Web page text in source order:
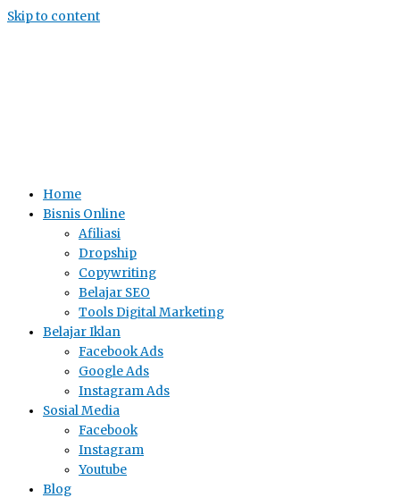
Skip to content
Home
Bisnis Online
Afiliasi
Dropship
Copywriting
Belajar SEO
Tools Digital Marketing
Belajar Iklan
Facebook Ads
Google Ads
Instagram Ads
Sosial Media
Facebook
Instagram
Youtube
Blog